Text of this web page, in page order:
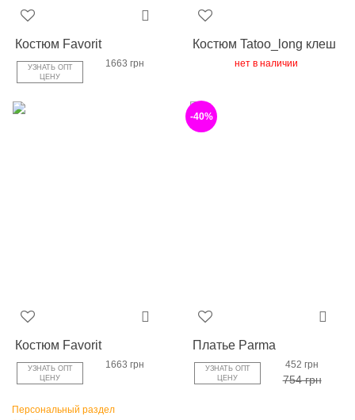
Костюм Favorit
УЗНАТЬ ОПТ
ЦЕНУ
1663 грн
Костюм Tatoo_long клеш
нет в наличии
Костюм Favorit
УЗНАТЬ ОПТ
ЦЕНУ
1663 грн
-40%
Платье Parma
УЗНАТЬ ОПТ
ЦЕНУ
452 грн
754 грн
Персональный раздел